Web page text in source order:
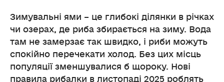
Зимувальні ями – це глибокі ділянки в річках
чи озерах, де риба збирається на зиму. Вода
там не замерзає так швидко, і риби можуть
спокійно перечекати холод. Без цих місць
популяції зменшувалися б щороку. Нові
правила рибалки в листопаді 2025 роблять